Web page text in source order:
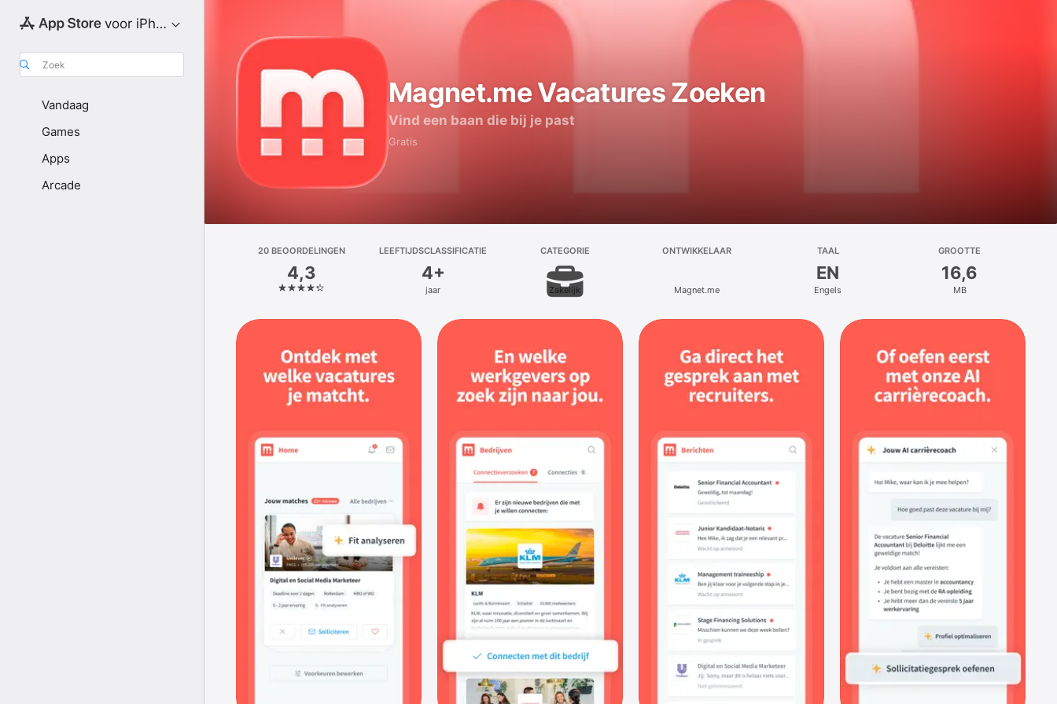
voor iPhone
Zoek
Vandaag
Games
Apps
Arcade
Magnet.me Vacatures Zoeken
Vind een baan die bij je past
Gratis
20 BEOOR­DELINGEN
4,3
LEEFTIJDSCLASSIFICATIE
4+
jaar
CATEGORIE
Zakelijk
ONTWIKKELAAR
Magnet.me
TAAL
EN
Engels
GROOTTE
16,6
MB